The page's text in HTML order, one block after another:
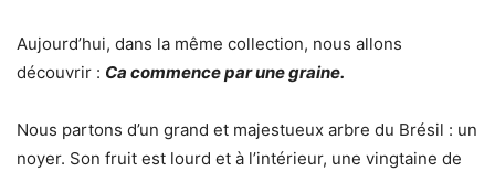
Aujourd’hui, dans la même collection, nous allons
découvrir : Ca commence par une graine.
Nous partons d’un grand et majestueux arbre du Brésil : un
noyer. Son fruit est lourd et à l’intérieur, une vingtaine de